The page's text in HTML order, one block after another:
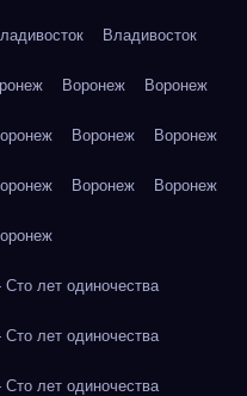
Владивосток
Воронеж Воронеж
Воронеж Воронеж
Воронеж Воронеж
лет одиночества
лет одиночества
лет одиночества